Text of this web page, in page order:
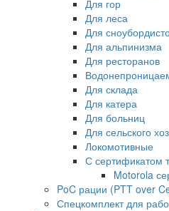
Для гор
Для леса
Для
Для альпинизма
Для ресторанов
Для склада
Для катера
Для больниц
Для сельского
Локомотивные
С сертификатом
Motorola
PoC рации (PTT over
Спецкомплект для